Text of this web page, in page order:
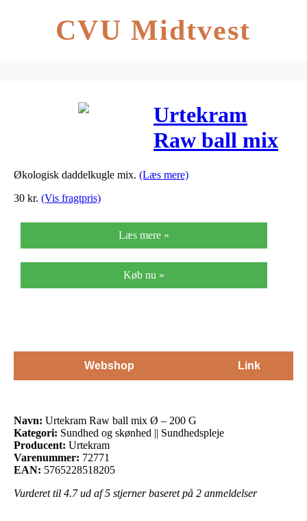
CVU Midtvest
Urtekram
Raw ball mix
Ø – 200 G
Økologisk daddelkugle mix. (Læs mere)
30 kr. (Vis fragtpris)
Læs mere »
Køb nu »
Webshop Link
Navn: Urtekram Raw ball mix Ø – 200 G
Kategori: Sundhed og skønhed || Sundhedspleje
Producent: Urtekram
Varenummer: 72771
EAN: 5765228518205
Vurderet til 4.7ud af 5 stjerner baseret på 2 anmeldelser